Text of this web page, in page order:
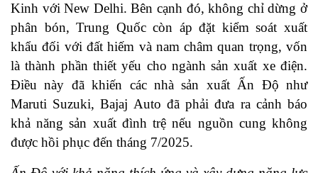
Kinh với New Delhi. Bên cạnh đó, không chỉ dừng ở
phân bón, Trung Quốc còn áp đặt kiểm soát xuất
khẩu đối với đất hiếm và nam châm quan trọng, vốn
là thành phần thiết yếu cho ngành sản xuất xe điện.
Điều này đã khiến các nhà sản xuất Ấn Độ như
Maruti Suzuki, Bajaj Auto đã phải đưa ra cảnh báo
khả năng sản xuất đình trệ nếu nguồn cung không
được hồi phục đến tháng 7/2025.